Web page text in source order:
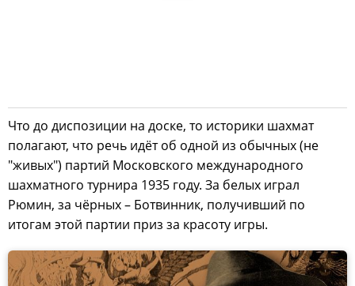
Что до диспозиции на доске, то историки шахмат
полагают, что речь идёт об одной из обычных (не
"живых") партий Московского международного
шахматного турнира 1935 году. За белых играл
Рюмин, за чёрных – Ботвинник, получивший по
итогам этой партии приз за красоту игры.